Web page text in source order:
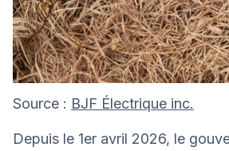
Source : BJF Électrique inc.
Depuis le 1er avril 2026, le